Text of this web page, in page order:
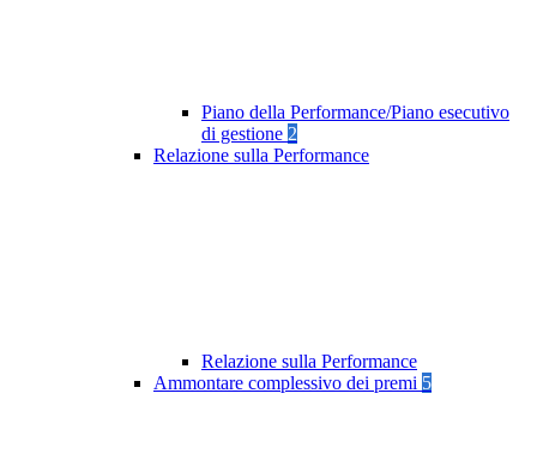
Piano della Performance/Piano esecutivo
di gestione 2
Relazione sulla Performance
Relazione sulla Performance
Ammontare complessivo dei premi 5